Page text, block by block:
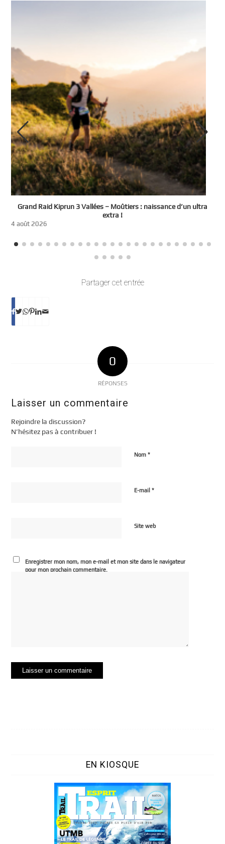
Grand Raid Kiprun 3 Vallées – Moûtiers : naissance d’un ultra
extra !
4 août 2026
Partager cet entrée
0
RÉPONSES
Laisser un commentaire
Rejoindre la discussion?
N’hésitez pas à contribuer !
Nom*
E-mail*
Site web
Enregistrer mon nom, mon e-mail et mon site dans le navigateur
pour mon prochain commentaire.
EN KIOSQUE